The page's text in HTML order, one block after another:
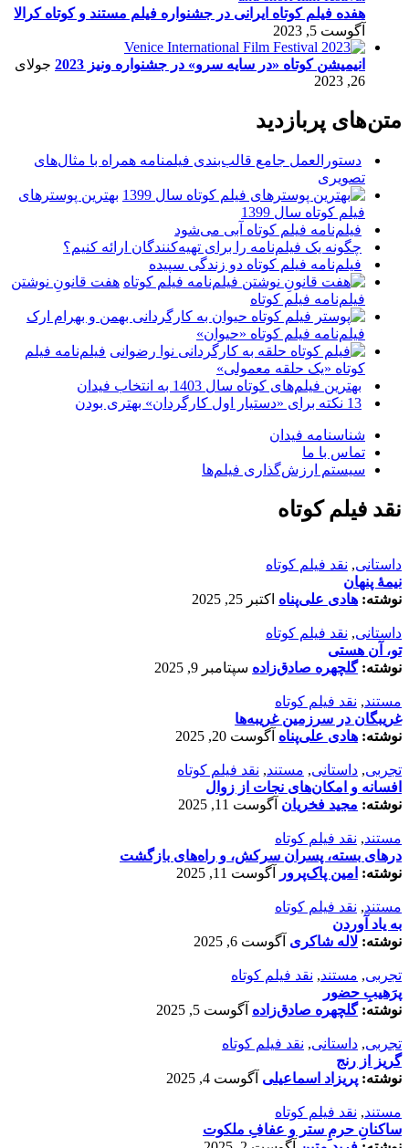
هفده فیلم کوتاه ایرانی در جشنواره فیلم مستند و کوتاه کرالا
آگوست 5, 2023
انیمیشن کوتاه «در سایه سرو» در جشنواره ونیز 2023
جولای
26, 2023
متن‌های پربازدید
دستورالعمل جامع قالب‌بندی فیلمنامه همراه با مثال‌های
تصویری
بهترین پوسترهای
فیلم کوتاه سال 1399
فیلم‌نامه فیلم کوتاه آبی می‌شود
چگونه یک فیلم‌نامه را برای تهیه‌کنندگان ارائه کنیم؟
فیلم‌نامه فیلم کوتاه دو زندگی سپیده
هفت قانونِ نوشتن
فیلم‌نامه فیلم کوتاه
فیلم‌نامه فیلم کوتاه «حیوان»
فیلم‌نامه فیلم
کوتاه «یک حلقه معمولی»
بهترین فیلم‌های کوتاه سال 1403 به انتخاب فیدان
13 نکته برای «دستیار اول کارگردان» بهتری بودن
شناسنامه فیدان
تماس با ما
سیستم ارزش‌گذاری فیلم‌ها
نقد فیلم کوتاه
داستانی, نقد فیلم کوتاه
نیمۀ پنهان
نوشته: هادی علی‌پناه اکتبر 25, 2025
داستانی, نقد فیلم کوتاه
تو، آن هستی
نوشته:گلچهره صادق‌زاده سپتامبر 9, 2025
مستند, نقد فیلم کوتاه
غریبگان در سرزمین غریبه‌ها
نوشته: هادی علی‌پناه آگوست 20, 2025
تجربی, داستانی, مستند, نقد فیلم کوتاه
افسانه‌ و امکان‌های نجات از زوال
نوشته: مجید فخریان آگوست 11, 2025
مستند, نقد فیلم کوتاه
درهای بسته، پسران سرکش، و راه‌های بازگشت
نوشته: امین پاک‌پرور آگوست 11, 2025
مستند, نقد فیلم کوتاه
به یاد آوردن
نوشته: لاله شاکری آگوست 6, 2025
تجربی, مستند, نقد فیلم کوتاه
پرَهیب‌ِ حضور
نوشته:گلچهره صادق‌زاده آگوست 5, 2025
تجربی, داستانی, نقد فیلم کوتاه
گریز از رنج
نوشته: پریزاد اسماعیلی آگوست 4, 2025
مستند, نقد فیلم کوتاه
ساکنانِ حرمِ ستر و عفافِ ملکوت